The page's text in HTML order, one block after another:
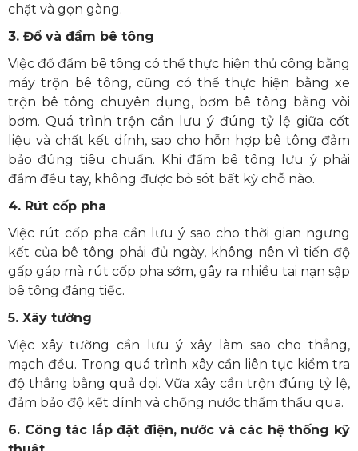
chặt và gọn gàng.
3. Đổ và đầm bê tông
Việc đổ đầm bê tông có thể thực hiện thủ công bằng
máy trộn bê tông, cũng có thể thực hiện bằng xe
trộn bê tông chuyên dụng, bơm bê tông bằng vòi
bơm. Quá trình trộn cần lưu ý đúng tỷ lệ giữa cốt
liệu và chất kết dính, sao cho hỗn hợp bê tông đảm
bảo đúng tiêu chuẩn. Khi đầm bê tông lưu ý phải
đầm đều tay, không được bỏ sót bất kỳ chỗ nào.
4. Rút cốp pha
Việc rút cốp pha cần lưu ý sao cho thời gian ngưng
kết của bê tông phải đủ ngày, không nên vì tiến độ
gấp gáp mà rút cốp pha sớm, gây ra nhiều tai nạn sập
bê tông đáng tiếc.
5. Xây tường
Việc xây tường cần lưu ý xây làm sao cho thẳng,
mạch đều. Trong quá trình xây cần liên tục kiểm tra
độ thẳng bằng quả dọi. Vữa xây cần trộn đúng tỷ lệ,
đảm bảo độ kết dính và chống nước thẩm thấu qua.
6. Công tác lắp đặt điện, nước và các hệ thống kỹ